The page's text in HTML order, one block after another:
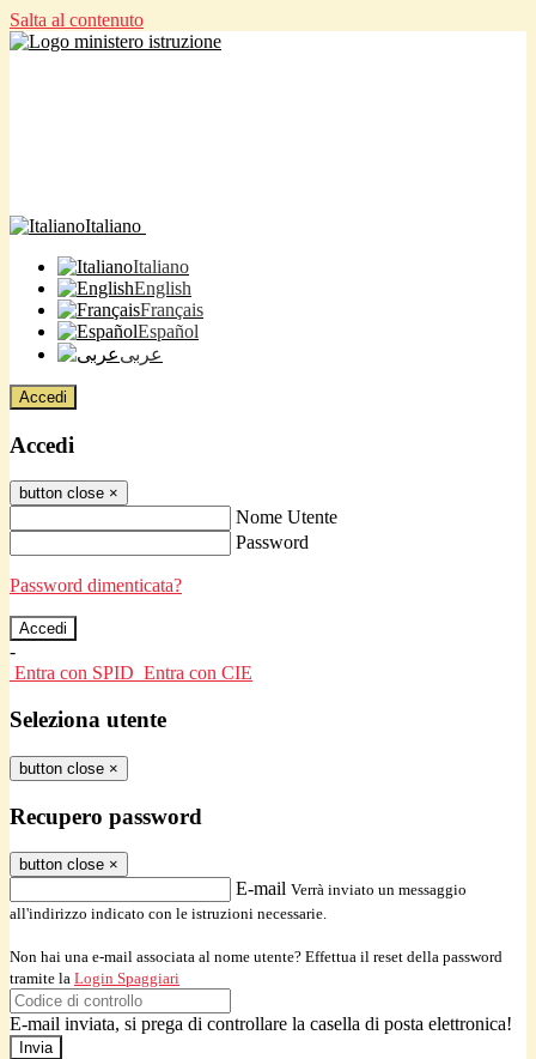
Salta al contenuto
Italiano
Italiano
English
Français
Español
عربى
Accedi
Accedi
button close ×
Nome Utente
Password
Password dimenticata?
-
Entra con SPID Entra con CIE
Seleziona utente
button close ×
Recupero password
button close ×
E-mail Verrà inviato un messaggio
all'indirizzo indicato con le istruzioni necessarie.
Non hai una e-mail associata al nome utente? Effettua il reset della password
tramite la Login Spaggiari
E-mail inviata, si prega di controllare la casella di posta elettronica!